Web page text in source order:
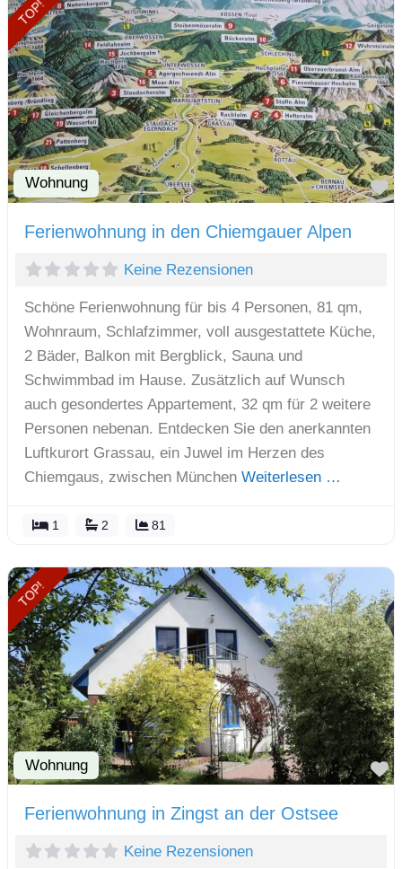
TOP!
Wohnung
Ferienwohnung in den Chiemgauer Alpen
Keine Rezensionen
Schöne Ferienwohnung für bis 4 Personen, 81 qm,
Wohnraum, Schlafzimmer, voll ausgestattete Küche,
2 Bäder, Balkon mit Bergblick, Sauna und
Schwimmbad im Hause. Zusätzlich auf Wunsch
auch gesondertes Appartement, 32 qm für 2 weitere
Personen nebenan. Entdecken Sie den anerkannten
Luftkurort Grassau, ein Juwel im Herzen des
Chiemgaus, zwischen München Weiterlesen …
1 2 81
TOP!
Wohnung
Ferienwohnung in Zingst an der Ostsee
Keine Rezensionen